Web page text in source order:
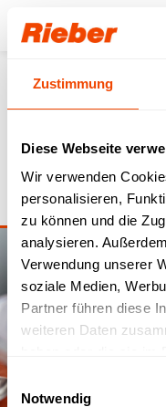
Zustimmung
Diese Webseite
Wir verwenden
personalisieren,
zu können und die
analysieren.
Verwendung unserer
soziale Medien,
Partner führen diese
weiteren Daten
Einwilligungsauswahl
Notwendig
Perfekte
mit höchsten Standards
und Speisenqualität.